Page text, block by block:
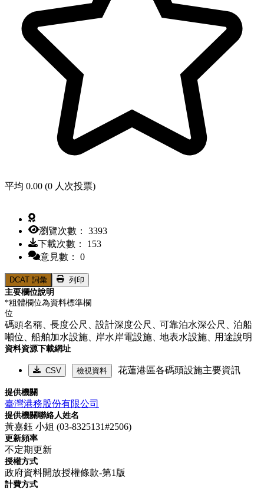
平均 0.00 (0 人次投票)
瀏覽次數： 3393
下載次數： 153
意見數： 0
DCAT 詞彙
列印
主要欄位說明
*粗體欄位為資料標準欄
位
碼頭名稱、長度公尺、設計深度公尺、可靠泊水深公尺、泊船
噸位、船舶加水設施、岸水岸電設施、地表水設施、用途說明
資料資源下載網址
CSV 檢視資料 花蓮港區各碼頭設施主要資訊
提供機關
臺灣港務股份有限公司
提供機關聯絡人姓名
黃嘉鈺 小姐 (03-8325131#2506)
更新頻率
不定期更新
授權方式
政府資料開放授權條款-第1版
計費方式